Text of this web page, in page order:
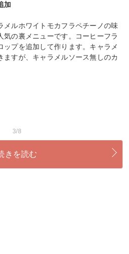
加
メルホワイトモカフラペチーノの味
の裏メニューです。コーヒーフラ
プを追加して作ります。キャラメ
ますが、キャラメルソース無しのカ
3/8
きを読む